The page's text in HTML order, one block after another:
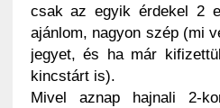
csak az egyik érdekel 2
ajánlom, nagyon szép (mi
jegyet, és ha már
kincstárt is).
Mivel aznap hajnali 2-